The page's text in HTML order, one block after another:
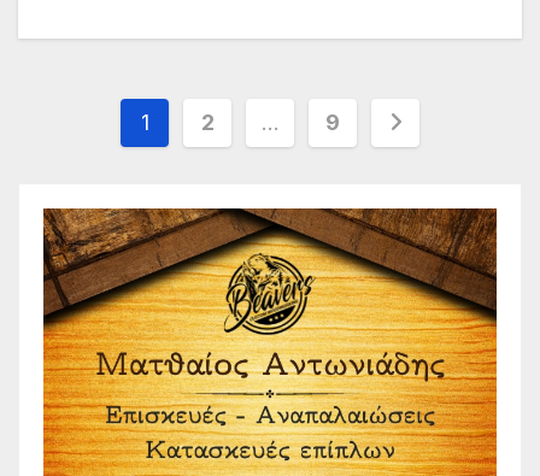
Σελιδοποίηση
1 2 … 9